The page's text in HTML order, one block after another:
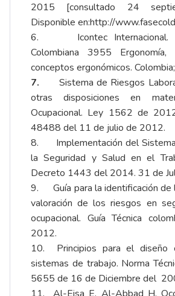
2015 [consultado 24
Disponible en:http://
6. Icontec Internacional.
Colombiana 3955 Ergonomía,
conceptos ergonómicos.
7. Sistema de Riesgos
otras disposiciones en
Ocupacional. Ley 1562 de
48488 del 11 de julio de 2012.
8. Implementación del
la Seguridad y Salud en el
Decreto 1443 del 2014. 31 de
9. Guía para la identificación de
valoración de los riesgos en
ocupacional. Guía Técnica
2012.
10. Principios para el diseño
sistemas de trabajo. Norma
5655 de 16 de Diciembre del